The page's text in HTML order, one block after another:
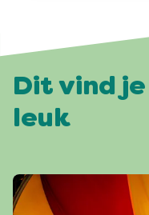
Dit vind
leuk